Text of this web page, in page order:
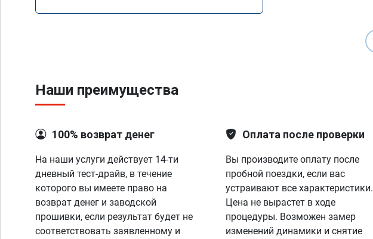
Наши преимущества
100% возврат денег
На наши услуги действует 14-ти
дневный тест-драйв, в течение
которого вы имеете право на
возврат денег и заводской
прошивки, если результат будет не
соответствовать заявленному и
Оплата после проверки
Вы производите оплату после
пробной поездки, если вас
устраивают все характеристики.
Цена не вырастет в ходе
процедуры. Возможен замер
изменений динамики и снятие